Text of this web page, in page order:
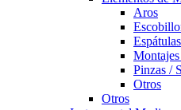
Aros
Pinzas /
Otros
Otros